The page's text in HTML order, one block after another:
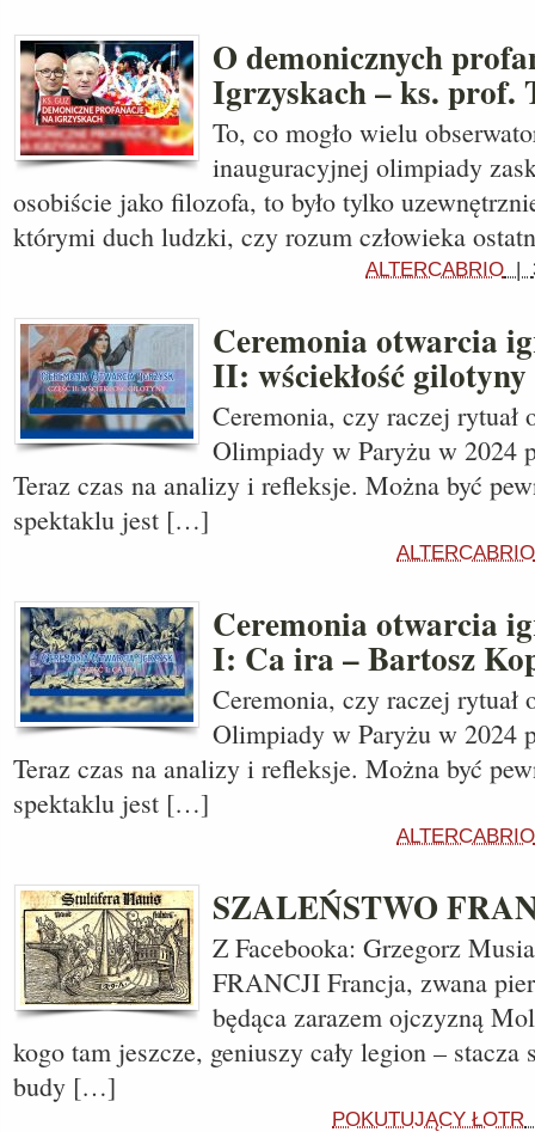
O demonicznych
Igrzyskach – ks. prof.
To, co mogło wielu
inauguracyjnej olimpiady
osobiście jako filozofa, to było tylko
którymi duch ludzki, czy rozum człowieka
ALTERCABRIO |
Ceremonia otwarcia
II: wściekłość gilotyny
Ceremonia, czy raczej
Olimpiady w Paryżu w 2024
Teraz czas na analizy i refleksje. Można być
spektaklu jest […]
ALTERCABRIO
Ceremonia otwarcia
I: Ca ira – Bartosz
Ceremonia, czy raczej
Olimpiady w Paryżu w 2024
Teraz czas na analizy i refleksje. Można być
spektaklu jest […]
ALTERCABRIO
SZALEŃSTWO
Z Facebooka: Grzegorz
FRANCJI Francja, zwana
będąca zarazem ojczyzną
kogo tam jeszcze, geniuszy cały legion –
budy […]
POKUTUJĄCY ŁOTR